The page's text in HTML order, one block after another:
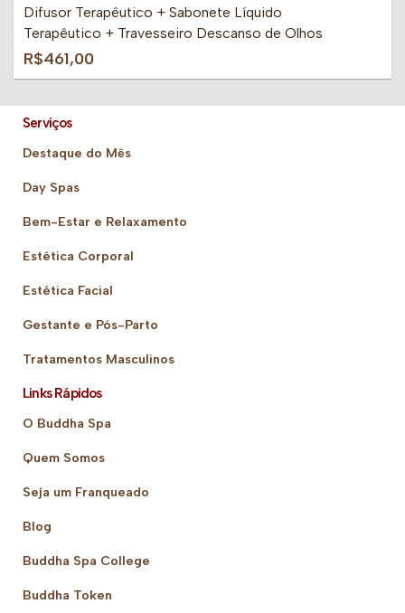
Difusor Terapêutico + Sabonete Líquido
Terapêutico + Travesseiro Descanso de Olhos
R$461,00
Serviços
Destaque do Mês
Day Spas
Bem-Estar e Relaxamento
Estética Corporal
Estética Facial
Gestante e Pós-Parto
Tratamentos Masculinos
Links Rápidos
O Buddha Spa
Quem Somos
Seja um Franqueado
Blog
Buddha Spa College
Buddha Token